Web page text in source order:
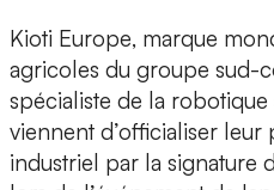
Kioti Europe, marque
agricoles du groupe sud-
spécialiste de la
viennent d’officialiser leur
industriel par la signature